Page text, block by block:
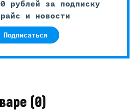
рублей за подписку
и новости
Подписаться
(0)